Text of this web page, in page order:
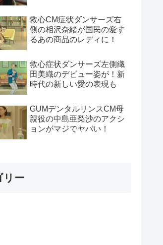
救心CM症状ダンサーズ右
側の相沢奈緒が国民の愛す
るあの商品のレディに！
救心症状ダンサーズ左側織
田美織のデビュー姿が！新
時代の新しい愛の表現も
GUMデンタルリンスCM母
親役の中島亜梨沙のアクシ
ョンがマジでヤバい！
リー